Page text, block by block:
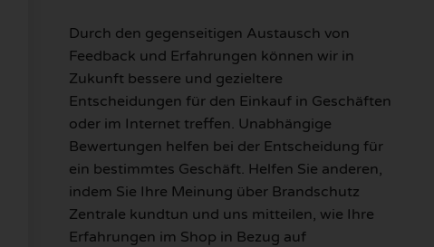
Durch den gegenseitigen Austausch von
Feedback und Erfahrungen können wir in
Zukunft bessere und gezieltere
Entscheidungen für den Einkauf in Geschäften
oder im Internet treffen. Unabhängige
Bewertungen helfen bei der Entscheidung für
ein bestimmtes Geschäft. Helfen Sie anderen,
indem Sie Ihre Meinung über Brandschutz
Zentrale kundtun und uns mitteilen, wie Ihre
Erfahrungen im Shop in Bezug auf